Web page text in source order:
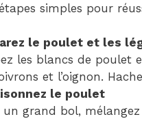
simples pour
le poulet et les
les blancs de poulet
et l’oignon.
le poulet
un grand bol,